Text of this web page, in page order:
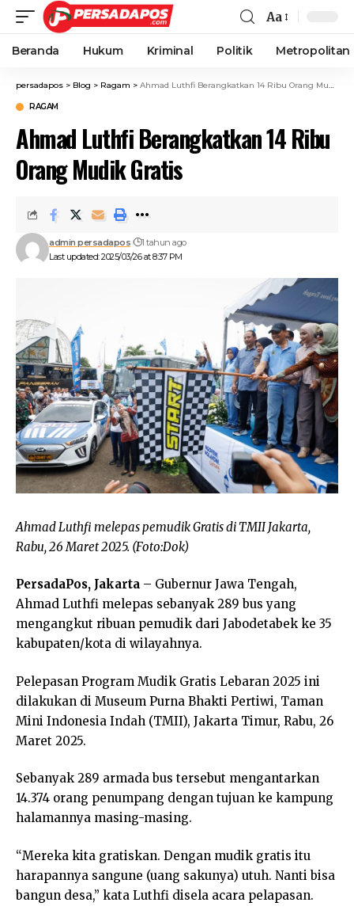
Aa
Beranda Hukum Kriminal Politik Metropolitan
persadapos > Blog > Ragam > Ahmad Luthfi Berangkatkan 14 Ribu Orang Mudik Gratis
RAGAM
Ahmad Luthfi Berangkatkan 14 Ribu
Orang Mudik Gratis
Last updated: 2025/03/26 at 8:37 PM
admin persadapos 1 tahun ago
Ahmad Luthfi melepas pemudik Gratis di TMII Jakarta,
Rabu, 26 Maret 2025. (Foto:Dok)
PersadaPos, Jakarta – Gubernur Jawa Tengah,
Ahmad Luthfi melepas sebanyak 289 bus yang
mengangkut ribuan pemudik dari Jabodetabek ke 35
kabupaten/kota di wilayahnya.
Pelepasan Program Mudik Gratis Lebaran 2025 ini
dilakukan di Museum Purna Bhakti Pertiwi, Taman
Mini Indonesia Indah (TMII), Jakarta Timur, Rabu, 26
Maret 2025.
Sebanyak 289 armada bus tersebut mengantarkan
14.374 orang penumpang dengan tujuan ke kampung
halamannya masing-masing.
“Mereka kita gratiskan. Dengan mudik gratis itu
harapannya sangune (uang sakunya) utuh. Nanti bisa
bangun desa,” kata Luthfi disela acara pelapasan.